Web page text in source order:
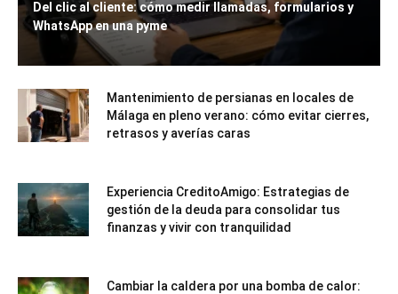
Del clic al cliente: cómo medir llamadas, formularios y
WhatsApp en una pyme
Mantenimiento de persianas en locales de
Málaga en pleno verano: cómo evitar cierres,
retrasos y averías caras
Experiencia CreditoAmigo: Estrategias de
gestión de la deuda para consolidar tus
finanzas y vivir con tranquilidad
Cambiar la caldera por una bomba de calor: